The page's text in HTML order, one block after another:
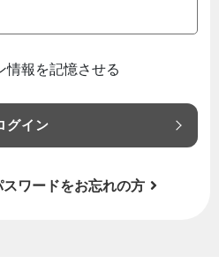
情報を記憶させる
グイン
スワードをお忘れの方